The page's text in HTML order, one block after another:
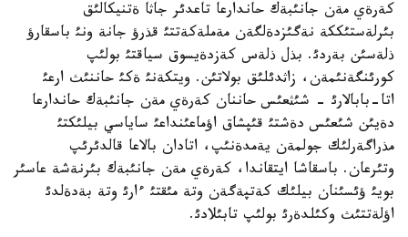
كةرةي مةن جانئبةك حاندارعا تاعدئر جاثا ةتنيكالئق
بئرلةستئككة نةگئزدةلگةن مةملةكةتتئ قذرؤ جانة ونئ باسقارؤ
ذلةسئن بةردئ. بذل ذلةس كةزدةيسوق سياقتئ بولئپ
كورئنگةنئمةن، زاثدئلئق بولاتئن. ويتكةنئ ةكئ حاننئث ارعئ
اتا-بابالارئ - شئثعئس حاننان كةرةي مةن جانئبةك حاندارعا
دةيئن شئعئس دةشتئ قئپشاق اؤماعئنداعئ ساياسي بيلئكتئ
مذراگةرلئك جولمةن يةمدةنئپ، اتادان بالاعا قالدئرئپ
وتئرعان. باسقاشا ايتقاندا، كةرةي مةن جانئبةك بئرنةشة عاسئر
بويئ ؤئسئنان بيلئك كةتپةگةن وتة مئقتئ ءارئ وتة بةدةلدئ
اؤلةتتئث وكئلدةرئ بولئپ تابئلادئ.